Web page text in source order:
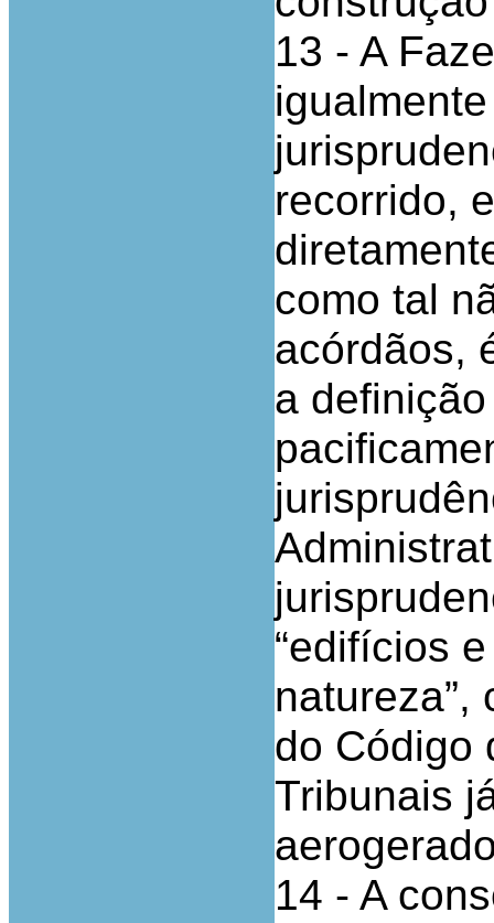
13 - A
recorrido,
como tal
acórdãos,
a
“edifícios
natureza”,
do Código
Tribunais
14 - A